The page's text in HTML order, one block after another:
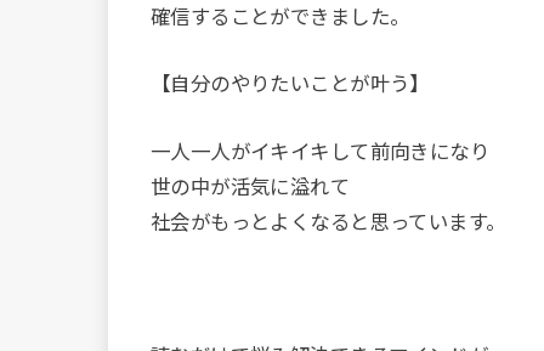
確信することができました。
【自分のやりたいことが叶う】
一人一人がイキイキして前向きになり
世の中が活気に溢れて
社会がもっとよくなると思っています。